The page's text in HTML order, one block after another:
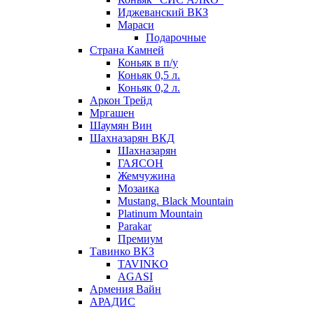
Иджеванский ВКЗ
Мараси
Подарочные
Страна Камней
Коньяк в п/у
Коньяк 0,5 л.
Коньяк 0,2 л.
Аркон Трейд
Мргашен
Шаумян Вин
Шахназарян ВКД
Шахназарян
ГАЯСОН
Жемчужина
Мозаика
Mustang. Black Mountain
Platinum Mountain
Parakar
Премиум
Тавинко ВКЗ
TAVINKO
AGASI
Армения Вайн
АРАДИС